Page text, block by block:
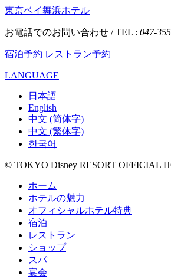
東京ベイ舞浜ホテル
お電話でのお問い合わせ / TEL : 047-
宿泊予約 レストラン予約
LANGUAGE
日本語
English
中文 (简体字)
中文 (繁体字)
한국어
© TOKYO Disney RESORT OFFICIAL
ホーム
ホテルの魅力
オフィシャルホテル特典
宿泊
レストラン
ショップ
スパ
宴会